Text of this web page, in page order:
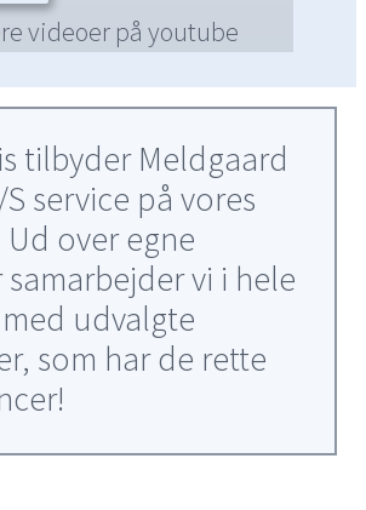
videoer på youtube
tilbyder Meldgaard
service på vores
Ud over egne
vi i hele
udvalgte
som har de rette